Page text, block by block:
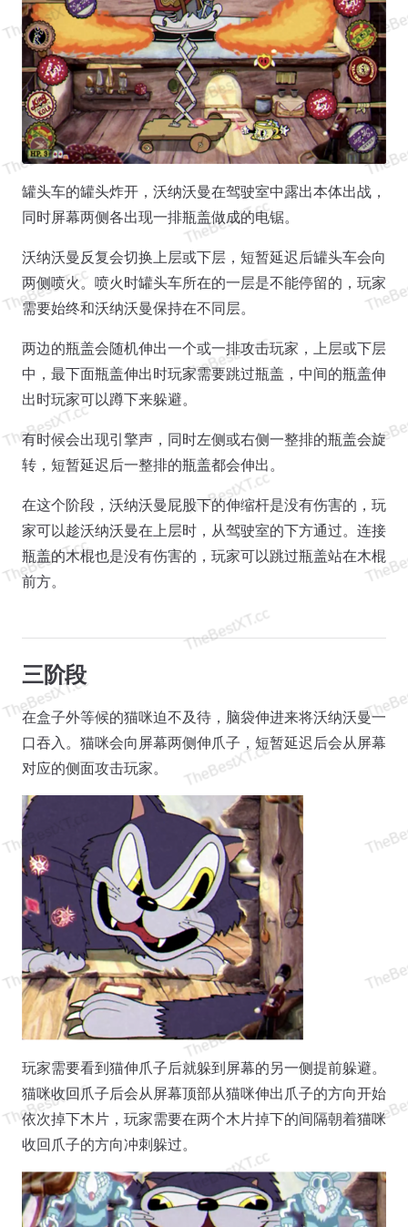
罐头车的罐头炸开，沃纳沃曼在驾驶室中露出本体出战，
同时屏幕两侧各出现一排瓶盖做成的电锯。
沃纳沃曼反复会切换上层或下层，短暂延迟后罐头车会向
两侧喷火。喷火时罐头车所在的一层是不能停留的，玩家
需要始终和沃纳沃曼保持在不同层。
两边的瓶盖会随机伸出一个或一排攻击玩家，上层或下层
中，最下面瓶盖伸出时玩家需要跳过瓶盖，中间的瓶盖伸
出时玩家可以蹲下来躲避。
有时候会出现引擎声，同时左侧或右侧一整排的瓶盖会旋
转，短暂延迟后一整排的瓶盖都会伸出。
在这个阶段，沃纳沃曼屁股下的伸缩杆是没有伤害的，玩
家可以趁沃纳沃曼在上层时，从驾驶室的下方通过。连接
瓶盖的木棍也是没有伤害的，玩家可以跳过瓶盖站在木棍
前方。
三阶段
在盒子外等候的猫咪迫不及待，脑袋伸进来将沃纳沃曼一
口吞入。猫咪会向屏幕两侧伸爪子，短暂延迟后会从屏幕
对应的侧面攻击玩家。
玩家需要看到猫伸爪子后就躲到屏幕的另一侧提前躲避。
猫咪收回爪子后会从屏幕顶部从猫咪伸出爪子的方向开始
依次掉下木片，玩家需要在两个木片掉下的间隔朝着猫咪
收回爪子的方向冲刺躲过。